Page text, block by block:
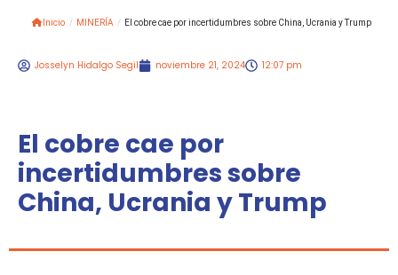
Inicio / MINERÍA / El cobre cae por incertidumbres sobre China, Ucrania y Trump
Josselyn Hidalgo Segil noviembre 21, 2024 12:07 pm
El cobre cae por
incertidumbres sobre
China, Ucrania y Trump